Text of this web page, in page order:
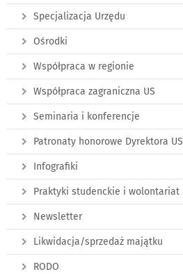
Specjalizacja Urzędu
Ośrodki
Współpraca w regionie
Współpraca zagraniczna US
Seminaria i konferencje
Patronaty honorowe Dyrektora US
Infografiki
Praktyki studenckie i wolontariat
Newsletter
Likwidacja/sprzedaż majątku
RODO